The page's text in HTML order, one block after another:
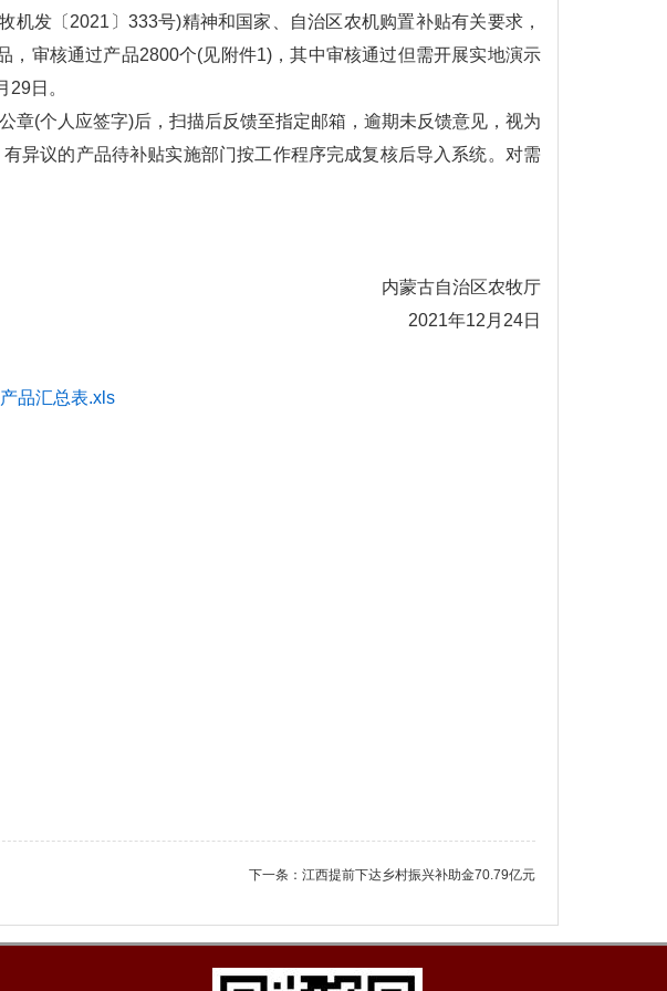
发〔2021〕333号)精神和国家、自治区农机购置补贴有关要求，
审核通过产品2800个(见附件1)，其中审核通过但需开展实地演示
日。
章(个人应签字)后，扫描后反馈至指定邮箱，逾期未反馈意见，视为
异议的产品待补贴实施部门按工作程序完成复核后导入系统。对需
内蒙古自治区农牧厅
2021年12月24日
品汇总表.xls
下一条： 江西提前下达乡村振兴补助金70.79亿元